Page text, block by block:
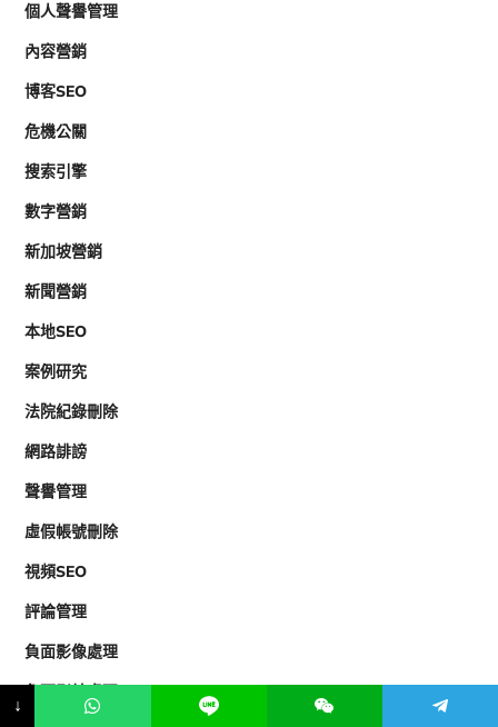
個人聲譽管理
內容營銷
博客SEO
危機公關
搜索引擎
數字營銷
新加坡營銷
新聞營銷
本地SEO
案例研究
法院紀錄刪除
網路誹謗
聲譽管理
虛假帳號刪除
視頻SEO
評論管理
負面影像處理
↓